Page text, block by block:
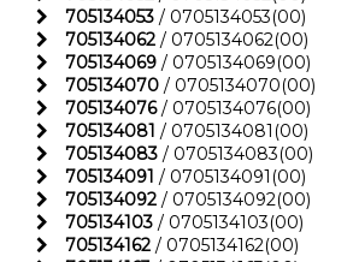
705134053 / 0705134053(00)
705134062 / 0705134062(00)
705134069 / 0705134069(00)
705134070 / 0705134070(00)
705134076/ 0705134076(00)
705134081 / 0705134081(00)
705134083 / 0705134083(00)
705134091 / 0705134091(00)
705134092 / 0705134092(00)
705134103 / 0705134103(00)
705134162 / 0705134162(00)